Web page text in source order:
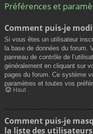
Préférences et
Comment puis-je
Si vous êtes un utilisateur
la base de données du forum.
panneau de contrôle de
généralement en cliquant sur
pages du forum. Ce système
paramètres et toutes vos
Haut
Comment puis-je
la liste des